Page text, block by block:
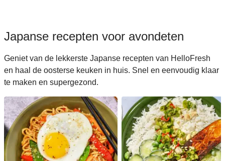
Japanse recepten voor avondeten
Geniet van de lekkerste Japanse recepten van HelloFresh
en haal de oosterse keuken in huis. Snel en eenvoudig klaar
te maken en supergezond.